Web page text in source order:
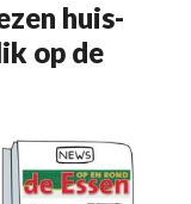
huis-
op de